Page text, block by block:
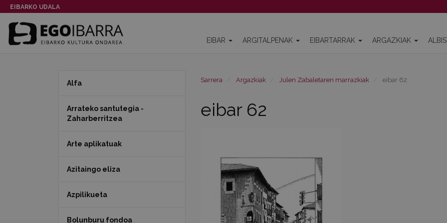
EIBARKO UDALA
EIBAR ARGITALPENAK EIBARTARRAK ARGAZKIAK
Sarrera Argazkiak Julen Zabaletaren marrazkiak eibar 62
eibar 62
Alfa
Arrateko santutegia -
Zaharberritzea
Arte aplikatuak
Azitaingo eliza
Azpilikueta
Bolunburu fondoa